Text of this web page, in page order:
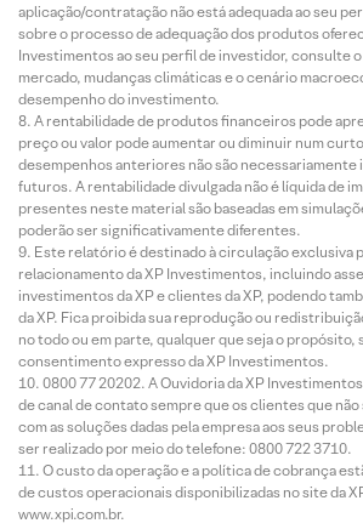
aplicação/contratação não está adequada ao seu
sobre o processo de adequação dos produtos
Investimentos ao seu perfil de investidor, consulte
mercado, mudanças climáticas e o cenário
desempenho do investimento.
A rentabilidade de produtos financeiros pode
preço ou valor pode aumentar ou diminuir num
desempenhos anteriores não são
futuros. A rentabilidade divulgada não é líquida de
presentes neste material são baseadas em
poderão ser significativamente diferentes.
Este relatório é destinado à circulação exclusiva
relacionamento da XP Investimentos, incluindo
investimentos da XP e clientes da XP, podendo
da XP. Fica proibida sua reprodução ou
no todo ou em parte, qualquer que seja o propósito,
consentimento expresso da XP Investimentos.
0800 77 20202. A Ouvidoria da XP
de canal de contato sempre que os clientes que
com as soluções dadas pela empresa aos seus
ser realizado por meio do telefone: 0800 722 3710.
O custo da operação e a política de cobrança
de custos operacionais disponibilizadas no site da
www.xpi.com.br.